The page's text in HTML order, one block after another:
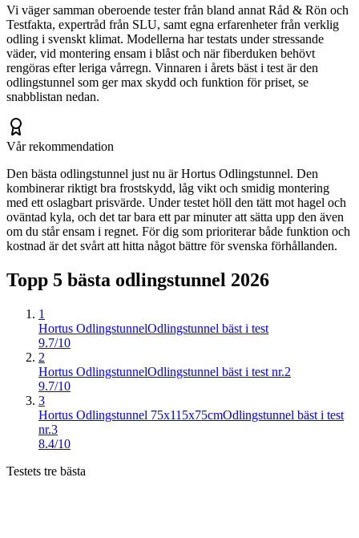
Vi väger samman oberoende tester från bland annat Råd & Rön och
Testfakta, expertråd från SLU, samt egna erfarenheter från verklig
odling i svenskt klimat. Modellerna har testats under stressande
väder, vid montering ensam i blåst och när fiberduken behövt
rengöras efter leriga vårregn. Vinnaren i årets bäst i test är den
odlingstunnel som ger max skydd och funktion för priset, se
snabblistan nedan.
Vår rekommendation
Den bästa odlingstunnel just nu är Hortus Odlingstunnel. Den
kombinerar riktigt bra frostskydd, låg vikt och smidig montering
med ett oslagbart prisvärde. Under testet höll den tätt mot hagel och
oväntad kyla, och det tar bara ett par minuter att sätta upp den även
om du står ensam i regnet. För dig som prioriterar både funktion och
kostnad är det svårt att hitta något bättre för svenska förhållanden.
Topp 5 bästa odlingstunnel 2026
1
Hortus OdlingstunnelOdlingstunnel bäst i test
9.7/10
2
Hortus OdlingstunnelOdlingstunnel bäst i test nr.2
9.7/10
3
Hortus Odlingstunnel 75x115x75cmOdlingstunnel bäst i test
nr.3
8.4/10
Testets tre bästa